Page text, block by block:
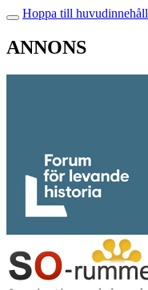
Hoppa till huvudinnehåll
ANNONS